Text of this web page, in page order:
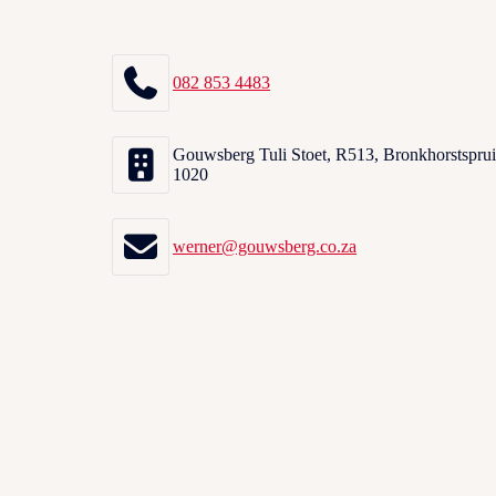
082 853 4483
Gouwsberg Tuli Stoet, R513,
1020
werner@gouwsberg.co.za